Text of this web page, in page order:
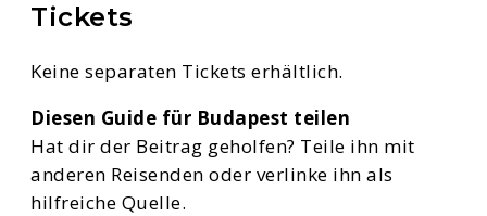
Tickets
Keine separaten Tickets erhältlich.
Diesen Guide für Budapest teilen
Hat dir der Beitrag geholfen? Teile ihn mit
anderen Reisenden oder verlinke ihn als
hilfreiche Quelle.